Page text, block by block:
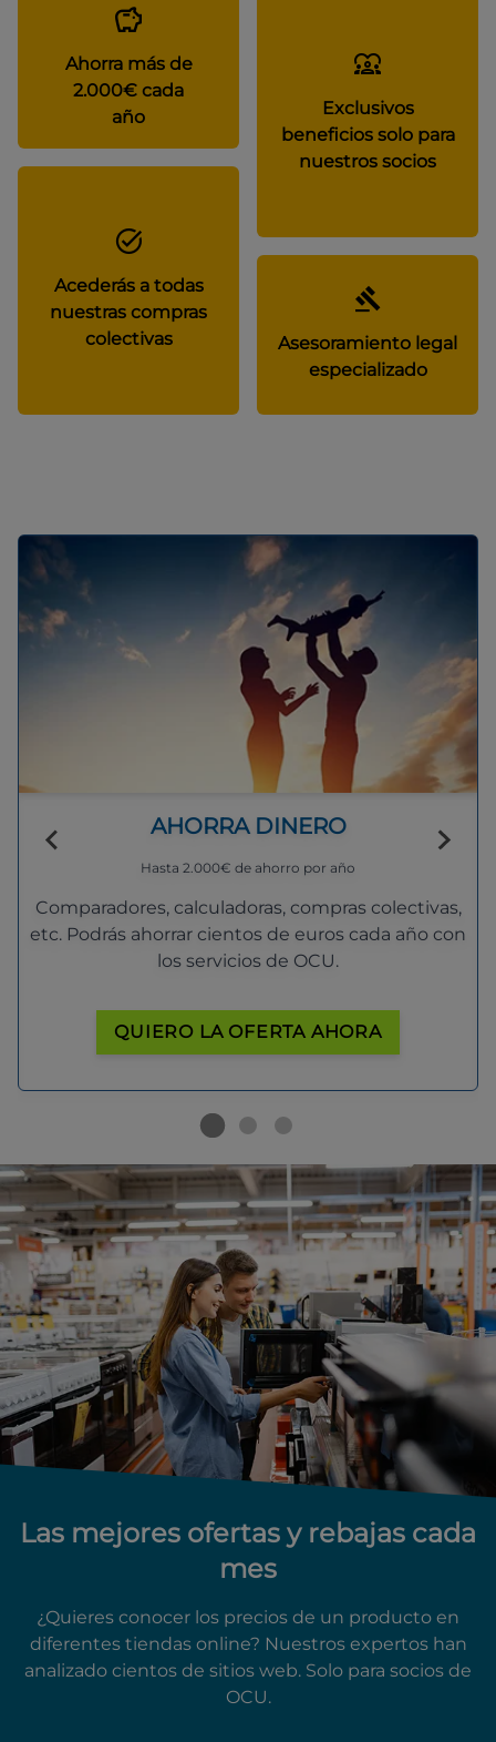
Ahorra más de
2.000€ cada
año
Exclusivos
beneficios solo para
nuestros socios
Acederás a todas
nuestras compras
colectivas
Asesoramiento legal
especializado
AHORRA DINERO
Hasta 2.000€ de ahorro por año
Comparadores, calculadoras, compras colectivas,
etc. Podrás ahorrar cientos de euros cada año con
los servicios de OCU.
QUIERO LA OFERTA AHORA
Las mejores ofertas y rebajas cada
mes
¿Quieres conocer los precios de un producto en
diferentes tiendas online? Nuestros expertos han
analizado cientos de sitios web. Solo para socios de
OCU.